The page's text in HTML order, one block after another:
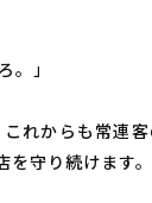
。」
れからも常連
守り続けます。